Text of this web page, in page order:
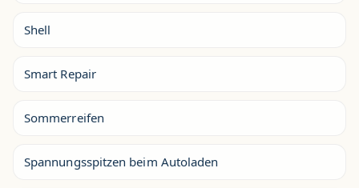
Shell
Smart Repair
Sommerreifen
Spannungsspitzen beim Autoladen